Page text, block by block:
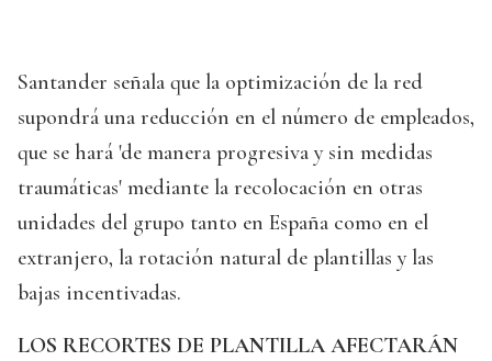
Santander señala que la optimización de la red
supondrá una reducción en el número de empleados,
que se hará 'de manera progresiva y sin medidas
traumáticas' mediante la recolocación en otras
unidades del grupo tanto en España como en el
extranjero, la rotación natural de plantillas y las
bajas incentivadas.
LOS RECORTES DE PLANTILLA AFECTARÁN